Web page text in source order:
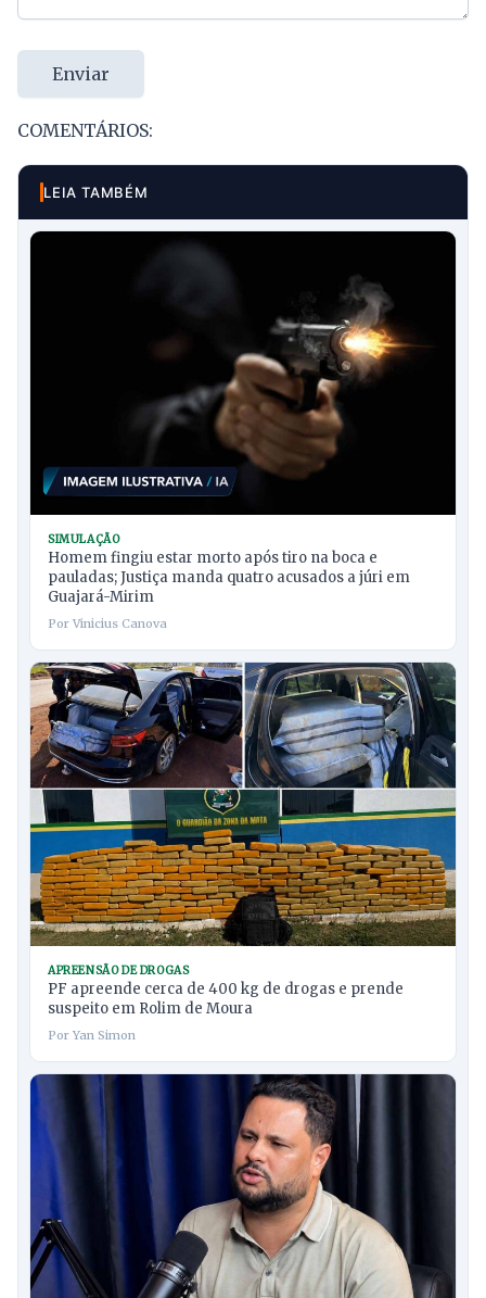
Enviar
COMENTÁRIOS:
LEIA TAMBÉM
SIMULAÇÃO
Homem fingiu estar morto após tiro na boca e
pauladas; Justiça manda quatro acusados a júri em
Guajará-Mirim
Por Vinicius Canova
APREENSÃO DE DROGAS
PF apreende cerca de 400 kg de drogas e prende
suspeito em Rolim de Moura
Por Yan Simon